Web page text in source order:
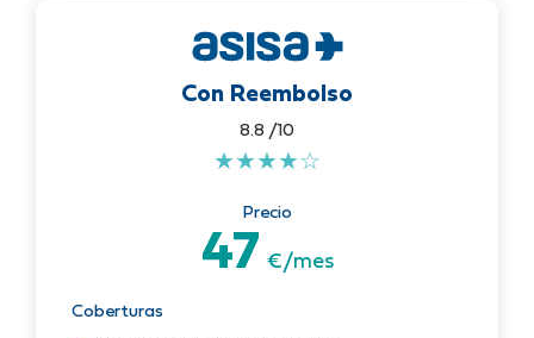
Con Reembolso
8.8 /10
★★★★☆
Precio
47 €/mes
Coberturas